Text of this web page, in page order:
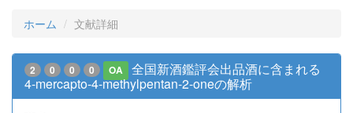
ホーム 文献詳細
2 0 0 0 OA
全国新酒鑑評会出品酒に含まれる
4-mercapto-4-methylpentan-2-oneの解析